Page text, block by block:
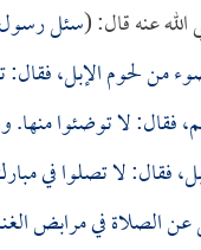
عنه قال: (سئل رسول
من لحوم الإبل، فقال:
فقال: لا توضئوا
فقال: لا تصلوا في
الصلاة في مرابض